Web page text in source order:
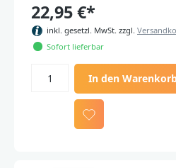
22,95 €*
inkl. gesetzl. MwSt. zzgl.
Sofort lieferbar
In den